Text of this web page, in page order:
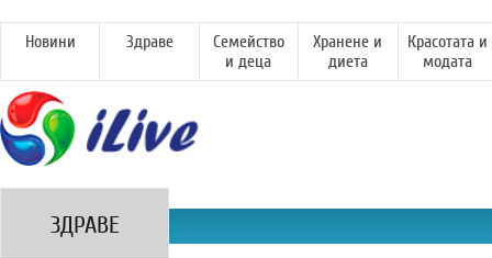
Новини Здраве
Семейство
и деца
Хранене и
диета
Красотата и
модата
ЗДРАВЕ